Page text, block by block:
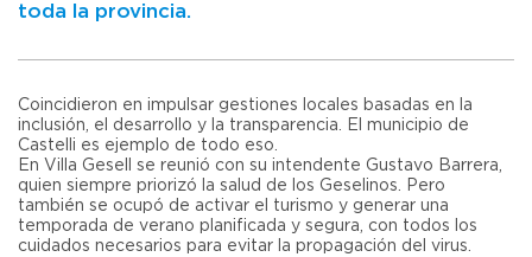
toda la provincia.
Coincidieron en impulsar gestiones locales basadas en la
inclusión, el desarrollo y la transparencia. El municipio de
Castelli es ejemplo de todo eso.
En Villa Gesell se reunió con su intendente Gustavo Barrera,
quien siempre priorizó la salud de los Geselinos. Pero
también se ocupó de activar el turismo y generar una
temporada de verano planificada y segura, con todos los
cuidados necesarios para evitar la propagación del virus.